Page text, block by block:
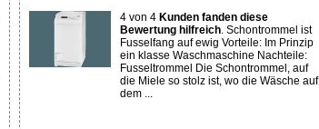
4 von 4 Kunden fanden diese
Bewertung hilfreich. Schontrommel ist
Fusselfang auf ewig Vorteile: Im Prinzip
ein klasse Waschmaschine Nachteile:
Fusseltrommel Die Schontrommel, auf
die Miele so stolz ist, wo die Wäsche auf
dem ...